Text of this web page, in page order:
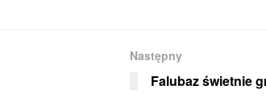
Następny
Falubaz świetnie